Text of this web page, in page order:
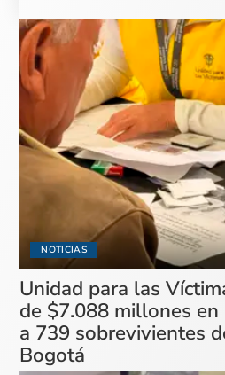
NOTICIAS
Unidad para las
de $7.088 millones en
a 739 sobrevivientes
Bogotá